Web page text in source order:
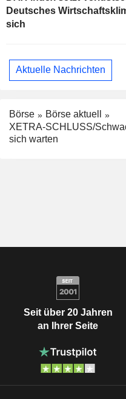
Deutsches
sich
Aktuelle Nachrichten
Börse
Börse aktuell
XETRA-SCHLUSS/
sich warten
Seit über 20 Jahren
an Ihrer Seite